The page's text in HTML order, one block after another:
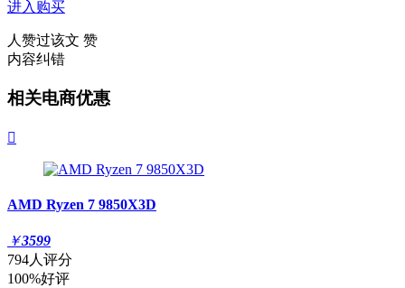
进入购买
人赞过该文 赞
内容纠错
相关电商优惠

AMD Ryzen 7 9850X3D
￥3599
794人评分
100%好评